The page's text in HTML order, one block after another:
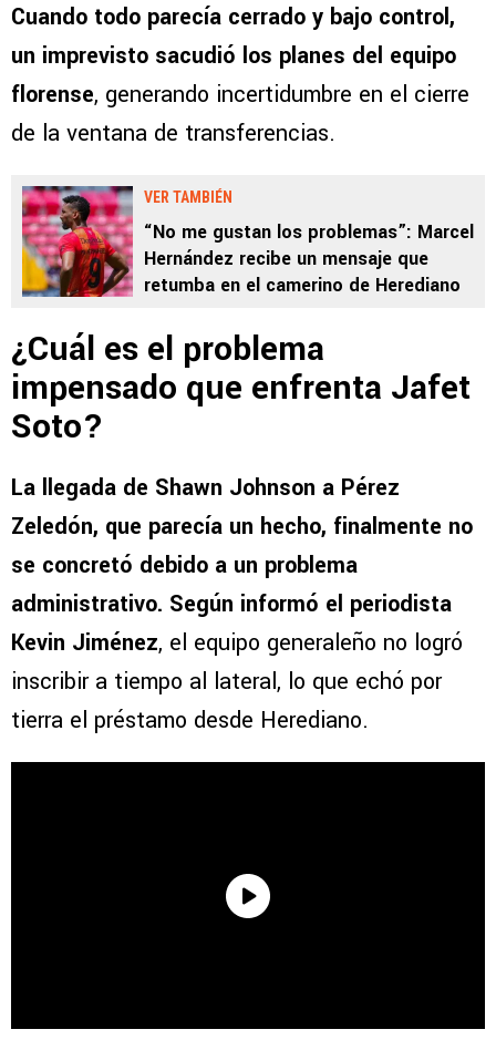
Cuando todo parecía cerrado y bajo control,
un imprevisto sacudió los planes del equipo
florense, generando incertidumbre en el cierre
de la ventana de transferencias.
VER TAMBIÉN
“No me gustan los problemas”: Marcel
Hernández recibe un mensaje que
retumba en el camerino de Herediano
¿Cuál es el problema
impensado que enfrenta Jafet
Soto?
La llegada de Shawn Johnson a Pérez
Zeledón, que parecía un hecho, finalmente no
se concretó debido a un problema
administrativo. Según informó el periodista
Kevin Jiménez, el equipo generaleño no logró
inscribir a tiempo al lateral, lo que echó por
tierra el préstamo desde Herediano.